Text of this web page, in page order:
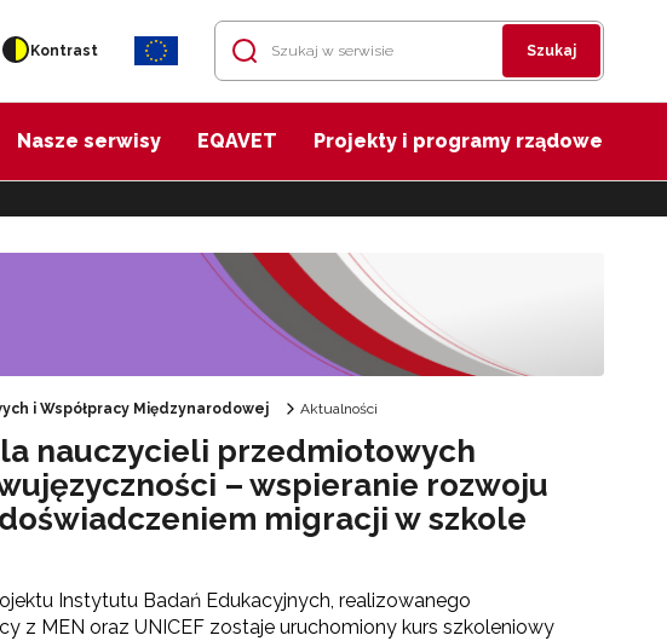
Kontrast Szukaj
Nasze serwisy EQAVET Projekty i programy rządowe
i Współpracy Międzynarodowej Aktualności
nauczycieli przedmiotowych
– wspieranie rozwoju
migracji w szkole
Instytutu Badań Edukacyjnych, realizowanego
z MEN oraz UNICEF zostaje uruchomiony kurs szkoleniowy